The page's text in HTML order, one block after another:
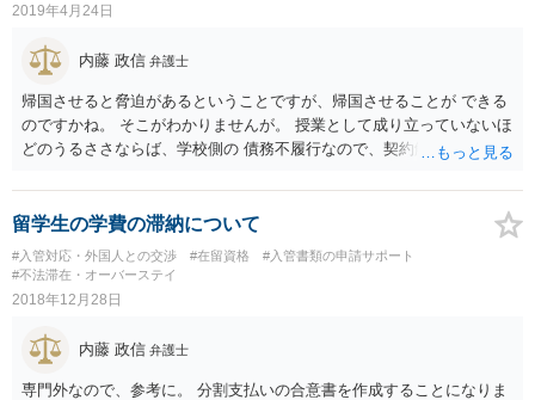
2019年4月24日
内藤 政信 弁護士
帰国させると脅迫があるということですが、帰国させることが できる
のですかね。 そこがわかりませんが。 授業として成り立っていないほ
どのうるささならば、学校側の 債務不履行なので、契約解除、あるい
て、在留資格に問題が出るといけません から、その点が気になるとこ
ろですね。
留学生の学費の滞納について
#入管対応・外国人との交渉 #在留資格
#入管書類の申請サポート
#不法滞在・オーバーステイ
2018年12月28日
内藤 政信 弁護士
専門外なので、参考に。 分割支払いの合意書を作成することになりま